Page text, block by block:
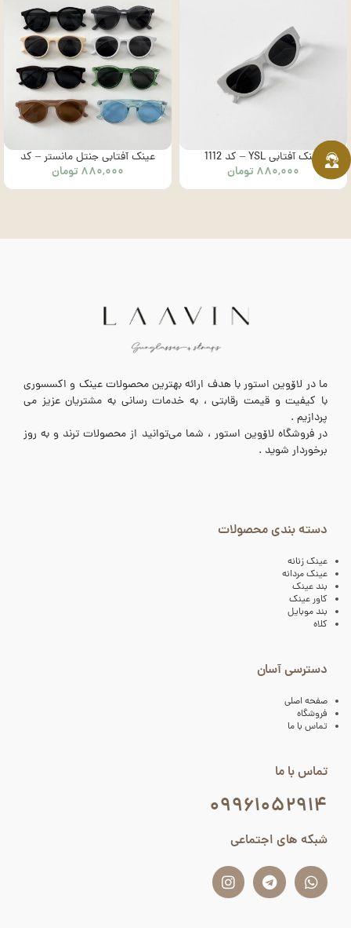
عینک آفتابی YSL – کد 1112
۸۸۰,۰۰۰ تومان
عینک آفتابی جنتل مانستر – کد
1005
۸۸۰,۰۰۰ تومان
ما در لاۆوین استور با هدف ارائه بهترین محصولات عینک و اکسسوری
با کیفیت و قیمت رقابتی ، به خدمات رسانی به مشتریان عزیز می
پردازیم .
در فروشگاه لاۆوین استور ، شما می‌توانید از محصولات ترند و به روز
برخوردار شوید .
دسته بندی محصولات
عینک زنانه
عینک مردانه
بند عینک
کاور عینک
بند موبایل
کلاه
دسترسی آسان
صفحه اصلی
فروشگاه
تماس با ما
تماس با ما
۰۹۹۶۱۰۵۲۹۱۴
شبکه های اجتماعی